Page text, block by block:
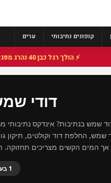
קופונים נתיבותי ערים
⚡ הולך רגל כבן 40 נהרג מפגיעת רכב בכביש 25 סמוך לצומת הנשיא, מתנדבי זק"א פועלו בזירה
דודי
שמש בנתיבות? אינדקס נתיבותי
שמש, החלפת דוד וקולטים, תיקון
המים הקשים מצריכים תחזוקה.
1 בעלי מקצוע